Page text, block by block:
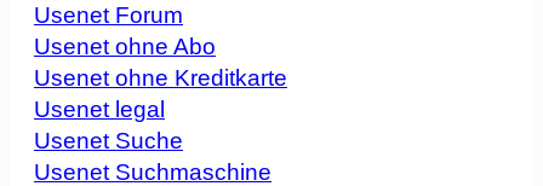
Usenet Forum
Usenet ohne Abo
Usenet ohne Kreditkarte
Usenet legal
Usenet Suche
Usenet Suchmaschine